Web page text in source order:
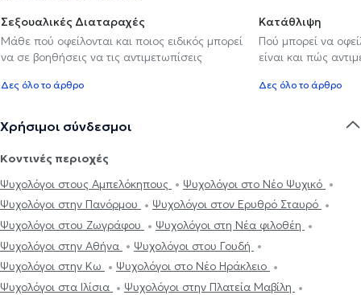
Σεξουαλικές Διαταραχές
Μάθε πού οφείλονται και ποιος ειδικός μπορεί
να σε βοηθήσεις να τις αντιμετωπίσεις
Δες όλο το άρθρο
Κατάθλιψη
Πού μπορεί να
είναι και πώς
Δες όλο το άρθρο
Χρήσιμοι σύνδεσμοι
Κοντινές περιοχές
Ψυχολόγοι στους Αμπελόκηπους
Ψυχολόγοι στο Νέο Ψυχικό
Ψυχολόγοι στην Πανόρμου
Ψυχολόγοι στον Ερυθρό Σταυρό
Ψυχολόγοι στου Ζωγράφου
Ψυχολόγοι στη Νέα φιλοθέη
Ψυχολόγοι στην Αθήνα
Ψυχολόγοι στου Γουδή
Ψυχολόγοι στην Κω
Ψυχολόγοι στο Νέο Ηράκλειο
Ψυχολόγοι στα Ιλίσια
Ψυχολόγοι στην Πλατεία Μαβίλη